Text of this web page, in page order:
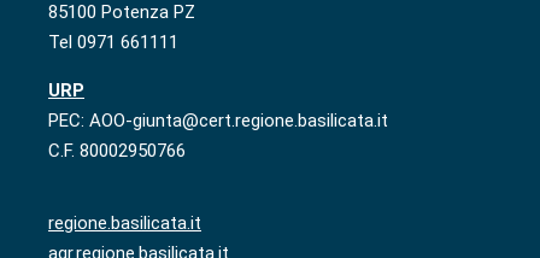
85100 Potenza PZ
Tel 0971 661111
URP
PEC: AOO-giunta@cert.regione.basilicata.it
C.F. 80002950766
regione.basilicata.it
agr.regione.basilicata.it